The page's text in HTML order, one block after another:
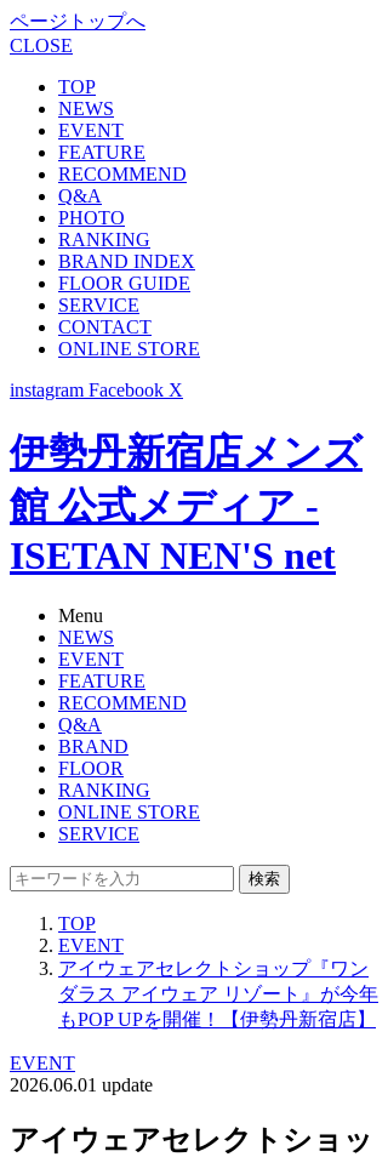
ページトップへ
CLOSE
TOP
NEWS
EVENT
FEATURE
RECOMMEND
Q&A
PHOTO
RANKING
BRAND INDEX
FLOOR GUIDE
SERVICE
CONTACT
ONLINE STORE
instagram Facebook X
伊勢丹新宿店メンズ
館 公式メディア -
ISETAN NEN'S net
Menu
NEWS
EVENT
FEATURE
RECOMMEND
Q&A
BRAND
FLOOR
RANKING
ONLINE STORE
SERVICE
検索
TOP
EVENT
アイウェアセレクトショップ『ワン
ダラス アイウェア リゾート』が今年
もPOP UPを開催！【伊勢丹新宿店】
EVENT
2026.06.01 update
アイウェアセレクトショッ